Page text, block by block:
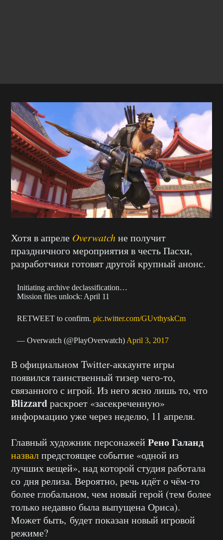
Хотя в апреле Overwatchне получит
праздничного мероприятия в честь Пасхи,
разработчики готовят другой крупный анонс.
Initiating archive declassification…
Mission files unlock: April 11
RETWEET to confirm.pic.twitter.com/GUvthyskCm
— Overwatch (@PlayOverwatch) April 3, 2017
В официальном Twitter-аккаунте игры
появился таинственный тизер чего-то,
связанного с игрой. Из него ясно лишь то, что
Blizzardраскроет «засекреченную»
информацию уже через неделю, 11 апреля.
Главный художник персонажей Рено Галанд
назвалпредстоящее событие «одной из
лучших вещей», над которой студия работала
со дня релиза. Вероятно, речь идёт о чём-то
более глобальном, чем новый герой (тем более
только недавно была выпущена Ориса).
Может быть, будет показан новый игровой
режиме?